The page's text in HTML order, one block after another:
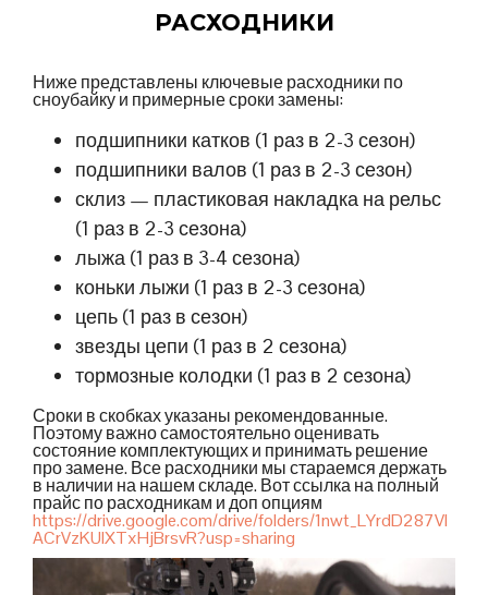
РАСХОДНИКИ
Ниже представлены ключевые расходники по
сноубайку и примерные сроки замены:
подшипники катков (1 раз в 2-3 сезон)
подшипники валов (1 раз в 2-3 сезон)
склиз — пластиковая накладка на рельс
(1 раз в 2-3 сезона)
лыжа (1 раз в 3-4 сезона)
коньки лыжи (1 раз в 2-3 сезона)
цепь (1 раз в сезон)
звезды цепи (1 раз в 2 сезона)
тормозные колодки (1 раз в 2 сезона)
Сроки в скобках указаны рекомендованные.
Поэтому важно самостоятельно оценивать
состояние комплектующих и принимать решение
про замене. Все расходники мы стараемся держать
в наличии на нашем складе. Вот ссылка на полный
прайс по расходникам и доп опциям
https://drive.google.com/drive/folders/1nwt_LYrdD287Vl
ACrVzKUIXTxHjBrsvR?usp=sharing